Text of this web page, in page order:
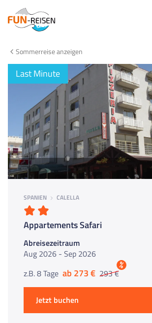
Keine Reisen auf der Merkliste
Sommerreise anzeigen
Last Minute
SPANIEN CALELLA
Appartements Safari
Abreisezeitraum
Aug 2026 - Sep 2026
z.B. 8 Tage ab 273 € 293 €
%
Jetzt buchen